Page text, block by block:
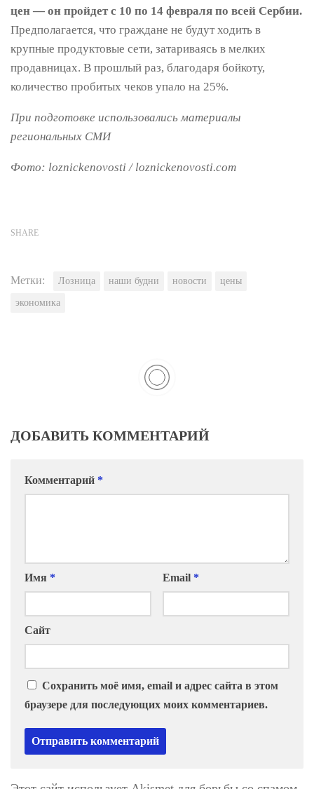
цен — он пройдет с 10 по 14 февраля по всей Сербии.
Предполагается, что граждане не будут ходить в
крупные продуктовые сети, затариваясь в мелких
продавницах. В прошлый раз, благодаря бойкоту,
количество пробитых чеков упало на 25%.
При подготовке использовались материалы
региональных СМИ
Фото: loznickenovosti / loznickenovosti.com
SHARE
Метки: Лозница наши будни новости цены
экономика
ДОБАВИТЬ КОММЕНТАРИЙ
Комментарий *
Имя * Email *
Сайт
Сохранить моё имя, email и адрес сайта в этом
браузере для последующих моих комментариев.